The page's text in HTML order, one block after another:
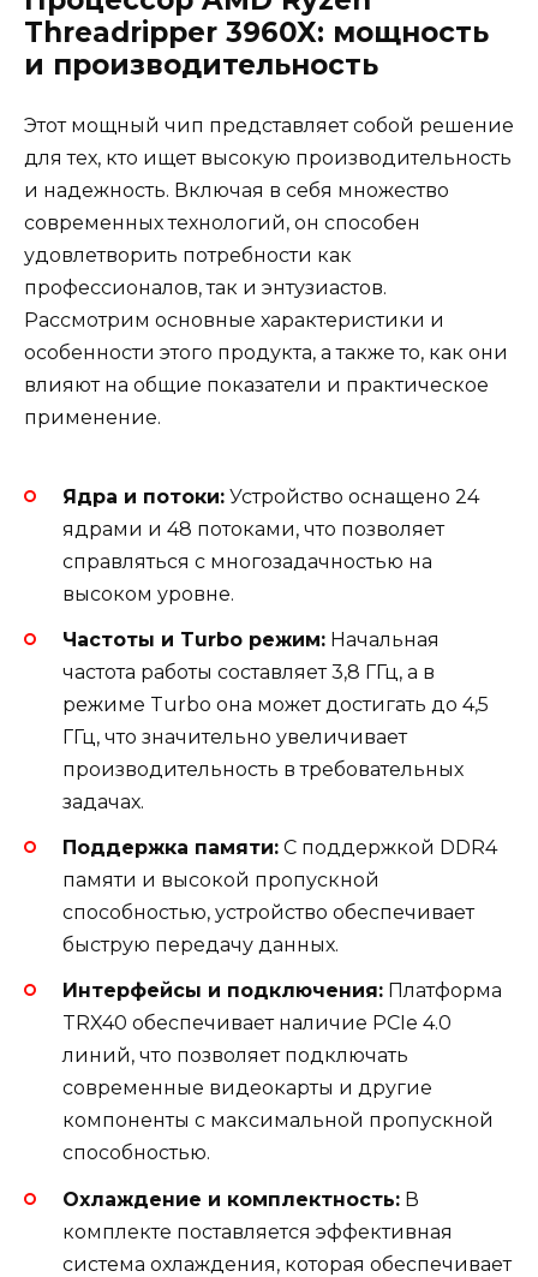
Threadripper 3960X: мощность
и производительность
Этот мощный чип представляет собой решение
для тех, кто ищет высокую производительность
и надежность. Включая в себя множество
современных технологий, он способен
удовлетворить потребности как
профессионалов, так и энтузиастов.
Рассмотрим основные характеристики и
особенности этого продукта, а также то, как они
влияют на общие показатели и практическое
применение.
Ядра и потоки: Устройство оснащено 24
ядрами и 48 потоками, что позволяет
справляться с многозадачностью на
высоком уровне.
Частоты и Turbo режим: Начальная
частота работы составляет 3,8 ГГц, а в
режиме Turbo она может достигать до 4,5
ГГц, что значительно увеличивает
производительность в требовательных
задачах.
Поддержка памяти: С поддержкой DDR4
памяти и высокой пропускной
способностью, устройство обеспечивает
быструю передачу данных.
Интерфейсы и подключения: Платформа
TRX40 обеспечивает наличие PCIe 4.0
линий, что позволяет подключать
современные видеокарты и другие
компоненты с максимальной пропускной
способностью.
Охлаждение и комплектность: В
комплекте поставляется эффективная
система охлаждения, которая обеспечивает